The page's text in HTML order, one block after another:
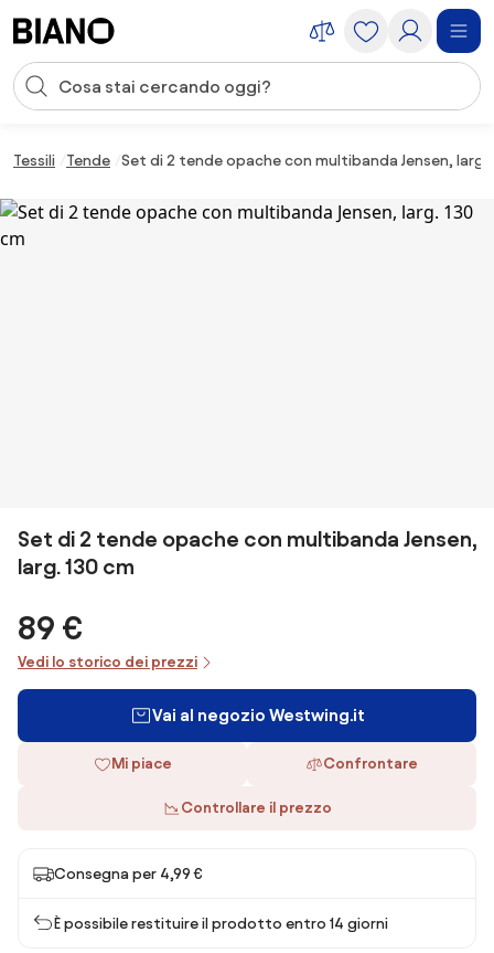
Input della ricerca
Tessili Tende Set di 2 tende opache con multibanda Jensen, larg.
Set di 2 tende opache con multibanda Jensen,
larg. 130 cm
89 €
Vedi lo storico dei prezzi
Vai al negozio Westwing.it
Mi piace Confrontare
Controllare il prezzo
Consegna per 4,99 €
È possibile restituire il prodotto entro 14 giorni